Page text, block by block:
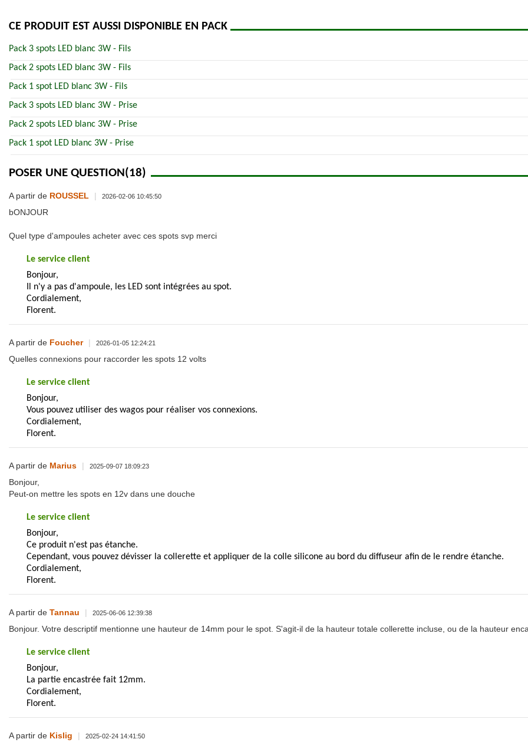
CE PRODUIT EST AUSSI DISPONIBLE EN PACK
Pack 3 spots LED blanc 3W - Fils
Pack 2 spots LED blanc 3W - Fils
Pack 1 spot LED blanc 3W - Fils
Pack 3 spots LED blanc 3W - Prise
Pack 2 spots LED blanc 3W - Prise
Pack 1 spot LED blanc 3W - Prise
POSER UNE QUESTION(18)
A partir de ROUSSEL | 2026-02-06 10:45:50
bONJOUR
Quel type d'ampoules acheter avec ces spots svp merci
Le service client
Bonjour,
Il n'y a pas d'ampoule, les LED sont intégrées au spot.
Cordialement,
Florent.
A partir de Foucher | 2026-01-05 12:24:21
Quelles connexions pour raccorder les spots 12 volts
Le service client
Bonjour,
Vous pouvez utiliser des wagos pour réaliser vos connexions.
Cordialement,
Florent.
A partir de Marius | 2025-09-07 18:09:23
Bonjour,
Peut-on mettre les spots en 12v dans une douche
Le service client
Bonjour,
Ce produit n'est pas étanche.
Cependant, vous pouvez dévisser la collerette et appliquer de la colle silicone au bord du diffuseur afin de le rendre étanche.
Cordialement,
Florent.
A partir de Tannau | 2025-06-06 12:39:38
Bonjour. Votre descriptif mentionne une hauteur de 14mm pour le spot. S'agit-il de la hauteur totale collerette incluse, ou de la hauteur
Le service client
Bonjour,
La partie encastrée fait 12mm.
Cordialement,
Florent.
A partir de Kislig | 2025-02-24 14:41:50